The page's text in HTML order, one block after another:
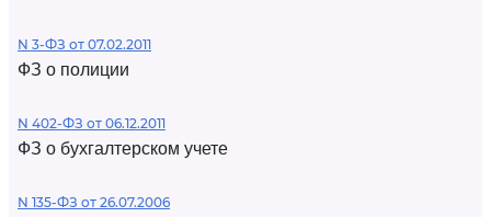
N 3-ФЗ от 07.02.2011
ФЗ о полиции
N 402-ФЗ от 06.12.2011
ФЗ о бухгалтерском учете
N 135-ФЗ от 26.07.2006